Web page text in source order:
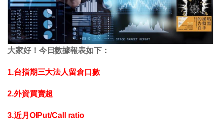
大家好！今日數據報表如下：
1.台指期三大法人留倉口數
2.外資買賣超
3.近月OIPut/Call ratio